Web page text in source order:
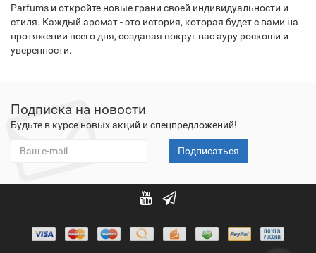
Parfums и откройте новые грани своей индивидуальности и
стиля. Каждый аромат - это история, которая будет с вами на
протяжении всего дня, создавая вокруг вас ауру роскоши и
уверенности.
Подписка на новости
Будьте в курсе новых акций и спецпредложений!
Подписаться